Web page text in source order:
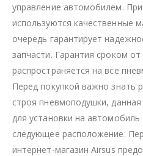
управление автомобилем.
используются качественные
очередь гарантирует
запчасти. Гарантия сроком
распространяется на все
Перед покупкой важно знать
строя пневмоподушки,
для установки на автомобиль
следующее расположение:
интернет-магазин Airsus